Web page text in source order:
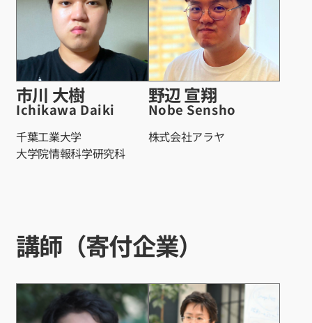
市川 大樹
Ichikawa Daiki
千葉工業大学
大学院情報科学研究科
野辺 宣翔
Nobe Sensho
株式会社アラヤ
講師（寄付企業）